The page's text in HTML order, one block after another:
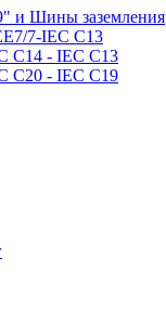
и Шины заземления
7-IEC C13
C14 - IEC C13
C20 - IEC C19